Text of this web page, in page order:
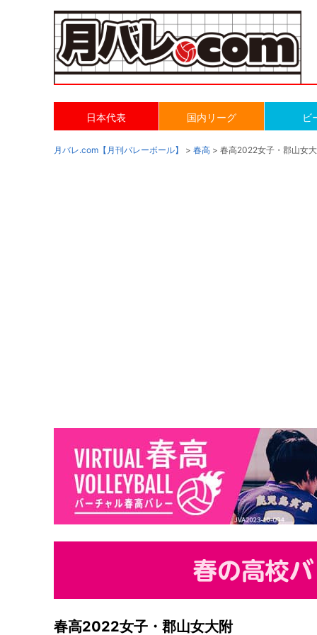
日本代表 国内リーグ ビ
月バレ.com【月刊バレーボール】 > 春高 > 春高2022女子・郡山女
春高2022女子・郡山女大附